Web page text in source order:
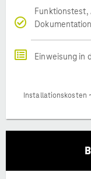
Funktionstest,
Dokumentation
Einweisung in
Installationskosten